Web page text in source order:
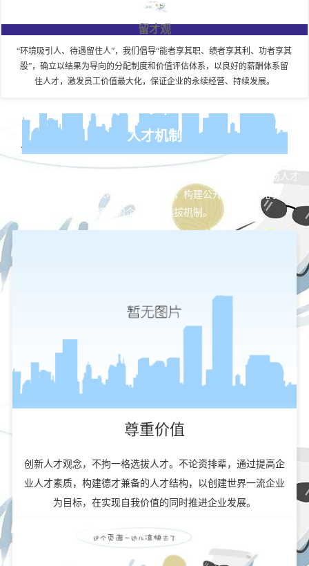
留才观
“环境吸引人、待遇留住人”，我们倡导“能者享其职、绩者享其利、功者享其
股”，确立以结果为导向的分配制度和价值评估体系，以良好的薪酬体系留
住人才，激发员工价值最大化，保证企业的永续经营、持续发展。
人才机制
在海澜的人才发展体系中，按照不同职级要求及个人特长，帮助人才
快速融入团队，任人唯贤、注重实绩，构建公开、平等、竞争、
择优的企业人才选拔机制。
尊重价值
创新人才观念，不拘一格选拔人才。不论资排辈，通过提高企
业人才素质，构建德才兼备的人才结构，以创建世界一流企业
为目标，在实现自我价值的同时推进企业发展。